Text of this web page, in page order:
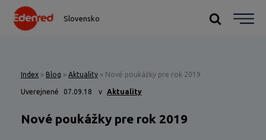
Slovensko
Index » Blog » Aktuality » Nové poukážky pre rok 2019
Uverejnené 07.09.18 v Aktuality
Nové poukážky pre rok 2019